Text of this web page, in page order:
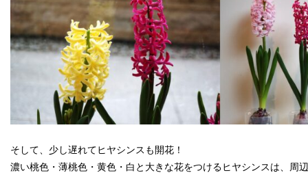
そして、少し遅れてヒヤシンスも開花！
濃い桃色・薄桃色・黄色・白と大きな花をつけるヒヤシンスは、周